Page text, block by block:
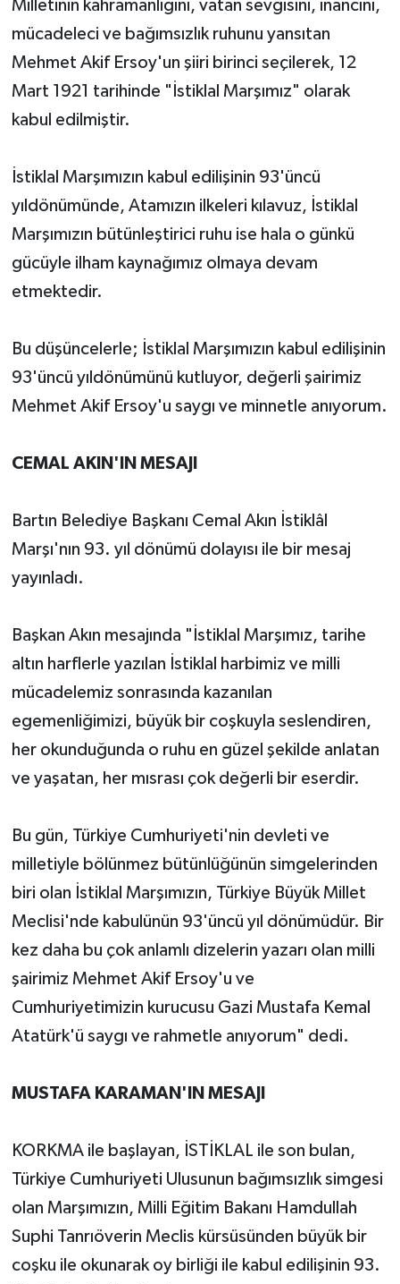
Milletinin kahramanlığını, vatan sevgisini, inancını,
mücadeleci ve bağımsızlık ruhunu yansıtan
Mehmet Akif Ersoy'un şiiri birinci seçilerek, 12
Mart 1921 tarihinde "İstiklal Marşımız" olarak
kabul edilmiştir.
İstiklal Marşımızın kabul edilişinin 93'üncü
yıldönümünde, Atamızın ilkeleri kılavuz, İstiklal
Marşımızın bütünleştirici ruhu ise hala o günkü
gücüyle ilham kaynağımız olmaya devam
etmektedir.
Bu düşüncelerle; İstiklal Marşımızın kabul edilişinin
93'üncü yıldönümünü kutluyor, değerli şairimiz
Mehmet Akif Ersoy'u saygı ve minnetle anıyorum.
CEMAL AKIN'IN MESAJI
Bartın Belediye Başkanı Cemal Akın İstiklâl
Marşı'nın 93. yıl dönümü dolayısı ile bir mesaj
yayınladı.
Başkan Akın mesajında "İstiklal Marşımız, tarihe
altın harflerle yazılan İstiklal harbimiz ve milli
mücadelemiz sonrasında kazanılan
egemenliğimizi, büyük bir coşkuyla seslendiren,
her okunduğunda o ruhu en güzel şekilde anlatan
ve yaşatan, her mısrası çok değerli bir eserdir.
Bu gün, Türkiye Cumhuriyeti'nin devleti ve
milletiyle bölünmez bütünlüğünün simgelerinden
biri olan İstiklal Marşımızın, Türkiye Büyük Millet
Meclisi'nde kabulünün 93'üncü yıl dönümüdür. Bir
kez daha bu çok anlamlı dizelerin yazarı olan milli
şairimiz Mehmet Akif Ersoy'u ve
Cumhuriyetimizin kurucusu Gazi Mustafa Kemal
Atatürk'ü saygı ve rahmetle anıyorum" dedi.
MUSTAFA KARAMAN'IN MESAJI
KORKMA ile başlayan, İSTİKLAL ile son bulan,
Türkiye Cumhuriyeti Ulusunun bağımsızlık simgesi
olan Marşımızın, Milli Eğitim Bakanı Hamdullah
Suphi Tanrıöverin Meclis kürsüsünden büyük bir
coşku ile okunarak oy birliği ile kabul edilişinin 93.